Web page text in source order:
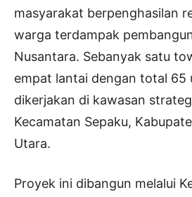
masyarakat berpenghasilan
warga terdampak
Nusantara. Sebanyak satu
empat lantai dengan total 65
dikerjakan di kawasan
Kecamatan Sepaku,
Utara.
Proyek ini dibangun melalui